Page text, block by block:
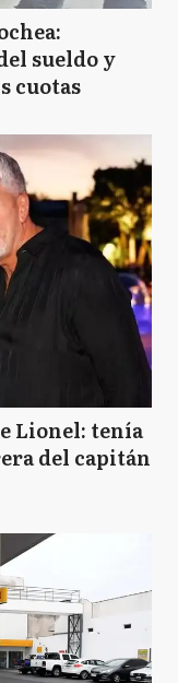
sueldo y
cuotas
Lionel: tenía
del capitán